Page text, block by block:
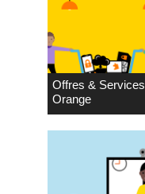
Offres & Services
Orange